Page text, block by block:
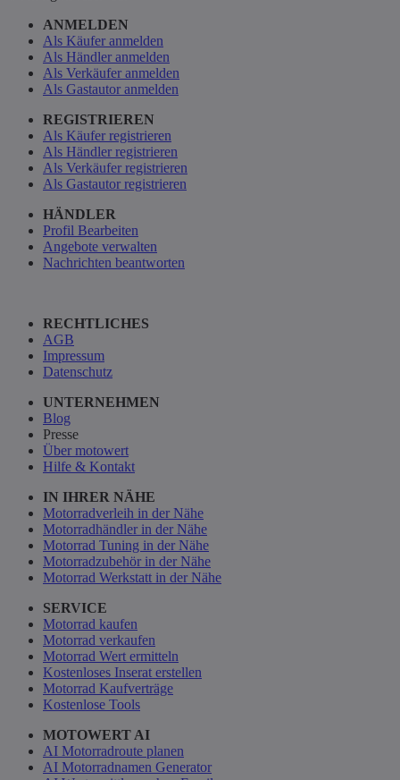
ANMELDEN
Als Käufer anmelden
Als Händler anmelden
Als Verkäufer anmelden
Als Gastautor anmelden
REGISTRIEREN
Als Käufer registrieren
Als Händler registrieren
Als Verkäufer registrieren
Als Gastautor registrieren
HÄNDLER
Profil Bearbeiten
Angebote verwalten
Nachrichten beantworten
RECHTLICHES
AGB
Impressum
Datenschutz
UNTERNEHMEN
Blog
Presse
Über motowert
Hilfe & Kontakt
IN IHRER NÄHE
Motorradverleih in der Nähe
Motorradhändler in der Nähe
Motorrad Tuning in der Nähe
Motorradzubehör in der Nähe
Motorrad Werkstatt in der Nähe
SERVICE
Motorrad kaufen
Motorrad verkaufen
Motorrad Wert ermitteln
Kostenloses Inserat erstellen
Motorrad Kaufverträge
Kostenlose Tools
MOTOWERT AI
AI Motorradroute planen
AI Motorradnamen Generator